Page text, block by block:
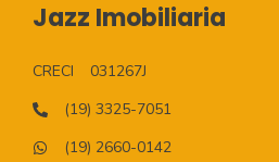
Jazz Imobiliaria
CRECI
031267J
(19) 3325-7051
(19) 2660-0142